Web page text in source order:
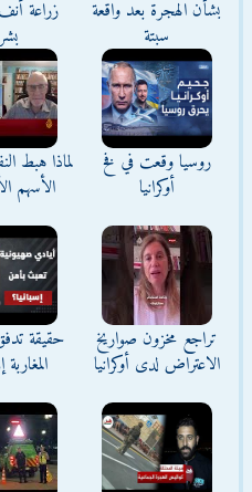
بشأن الهجرة بعد واقعة
سبتة
زراعة
روسيا وقعت في فخ
أوكرانيا
لماذا هبط
الأسهم
تراجع مخزون صواريخ
الاعتراض لدى أوكرانيا
حقيقة